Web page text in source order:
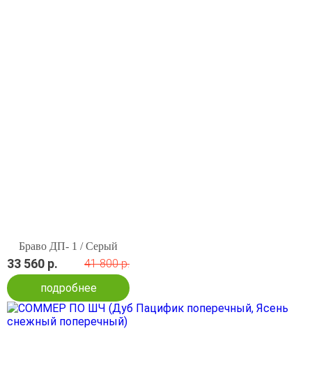
Браво ДП- 1 / Серый
33 560 р.
41 800 р.
подробнее